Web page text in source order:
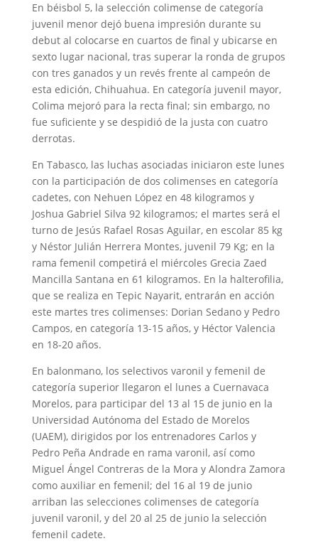
En béisbol 5, la selección colimense de categoría
juvenil menor dejó buena impresión durante su
debut al colocarse en cuartos de final y ubicarse en
sexto lugar nacional, tras superar la ronda de grupos
con tres ganados y un revés frente al campeón de
esta edición, Chihuahua. En categoría juvenil mayor,
Colima mejoró para la recta final; sin embargo, no
fue suficiente y se despidió de la justa con cuatro
derrotas.
En Tabasco, las luchas asociadas iniciaron este lunes
con la participación de dos colimenses en categoría
cadetes, con Nehuen López en 48 kilogramos y
Joshua Gabriel Silva 92 kilogramos; el martes será el
turno de Jesús Rafael Rosas Aguilar, en escolar 85 kg
y Néstor Julián Herrera Montes, juvenil 79 Kg; en la
rama femenil competirá el miércoles Grecia Zaed
Mancilla Santana en 61 kilogramos. En la halterofilia,
que se realiza en Tepic Nayarit, entrarán en acción
este martes tres colimenses: Dorian Sedano y Pedro
Campos, en categoría 13-15 años, y Héctor Valencia
en 18-20 años.
En balonmano, los selectivos varonil y femenil de
categoría superior llegaron el lunes a Cuernavaca
Morelos, para participar del 13 al 15 de junio en la
Universidad Autónoma del Estado de Morelos
(UAEM), dirigidos por los entrenadores Carlos y
Pedro Peña Andrade en rama varonil, así como
Miguel Ángel Contreras de la Mora y Alondra Zamora
como auxiliar en femenil; del 16 al 19 de junio
arriban las selecciones colimenses de categoría
juvenil varonil, y del 20 al 25 de junio la selección
femenil cadete.